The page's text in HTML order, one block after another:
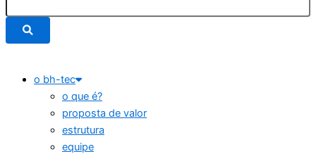
o bh-tec
o que é?
proposta de valor
estrutura
equipe